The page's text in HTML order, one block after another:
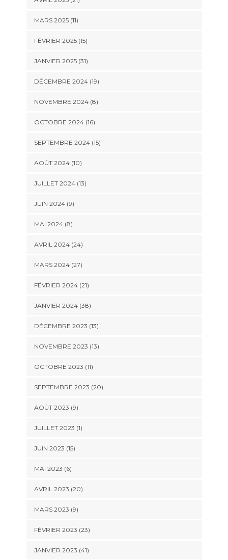
MARS 2025 (11)
FÉVRIER 2025 (15)
JANVIER 2025 (31)
DÉCEMBRE 2024 (19)
NOVEMBRE 2024 (8)
OCTOBRE 2024 (16)
SEPTEMBRE 2024 (15)
AOÛT 2024 (10)
JUILLET 2024 (13)
JUIN 2024 (9)
MAI 2024 (8)
AVRIL 2024 (24)
MARS 2024 (27)
FÉVRIER 2024 (21)
JANVIER 2024 (38)
DÉCEMBRE 2023 (13)
NOVEMBRE 2023 (13)
OCTOBRE 2023 (11)
SEPTEMBRE 2023 (20)
AOÛT 2023 (9)
JUILLET 2023 (1)
JUIN 2023 (15)
MAI 2023 (6)
AVRIL 2023 (20)
MARS 2023 (9)
FÉVRIER 2023 (23)
JANVIER 2023 (41)